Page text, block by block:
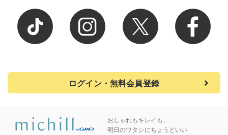
ログイン・無料会員登録
おしゃれもキレイも、
明日のワタシにちょうどいい